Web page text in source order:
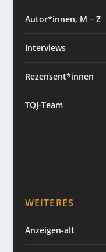
Autor*innen, M – Z
Interviews
Rezensent*innen
TQJ-Team
WEITERES
Anzeigen-alt